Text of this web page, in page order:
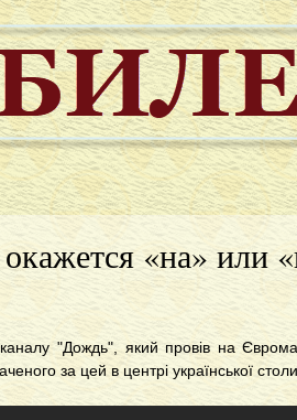
«на» или
"Дождь", який провів на
за цей в центрі української